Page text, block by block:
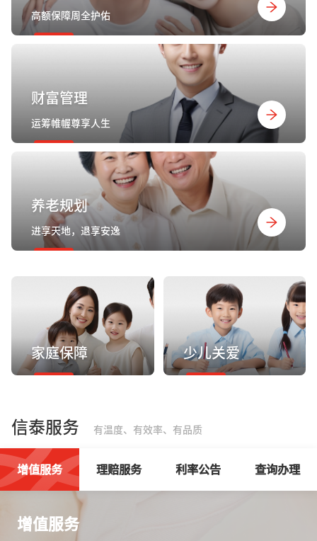
高额保障周全护佑
财富管理
运筹帷幄尊享人生
养老规划
进享天地，退享安逸
家庭保障 少儿关爱
信泰服务 有温度、有效率、有品质
增值服务
增值服务 理赔服务 利率公告 查询办理